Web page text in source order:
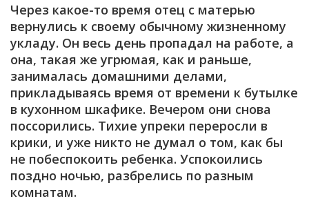
Через какое-то время отец с матерью
вернулись к своему обычному жизненному
укладу. Он весь день пропадал на работе, а
она, такая же угрюмая, как и раньше,
занималась домашними делами,
прикладываясь время от времени к бутылке
в кухонном шкафике. Вечером они снова
поссорились. Тихие упреки переросли в
крики, и уже никто не думал о том, как бы
не побеспокоить ребенка. Успокоились
поздно ночью, разбрелись по разным
комнатам.